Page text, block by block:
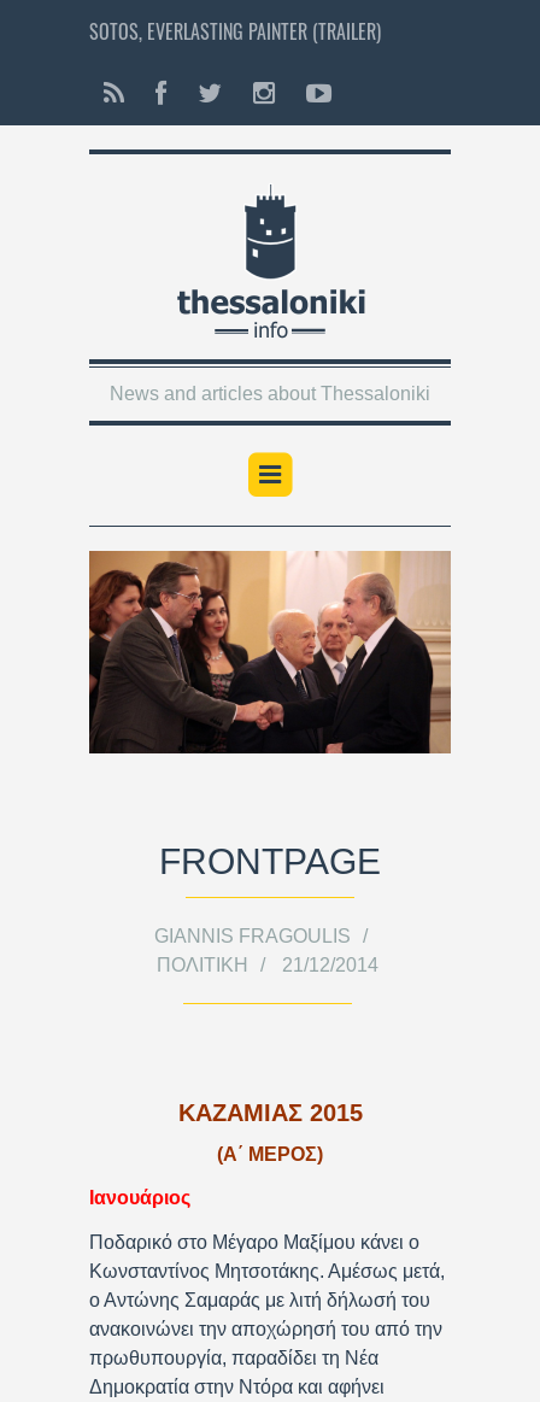
SOTOS, EVERLASTING PAINTER (TRAILER)
News and articles about Thessaloniki
FRONTPAGE
GIANNIS FRAGOULIS
ΠΟΛΙΤΙΚΉ
21/12/2014
ΚΑΖΑΜΙΑΣ 2015
(Α΄ ΜΕΡΟΣ)
Ιανουάριος
Ποδαρικό στο Μέγαρο Μαξίμου κάνει ο
Κωνσταντίνος Μητσοτάκης. Αμέσως μετά,
ο Αντώνης Σαμαράς με λιτή δήλωσή του
ανακοινώνει την αποχώρησή του από την
πρωθυπουργία, παραδίδει τη Νέα
Δημοκρατία στην Ντόρα και αφήνει